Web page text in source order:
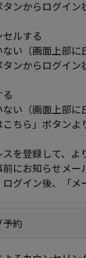
タンからログイ
ルする
い（画面上部に
タンからログイ
い（画面上部に
こちら」ボタン
を登録して、よ
にお知らせメー
グイン後、「
予約